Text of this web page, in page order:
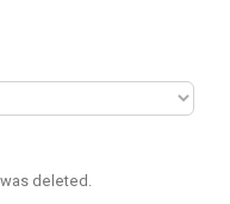
deleted.